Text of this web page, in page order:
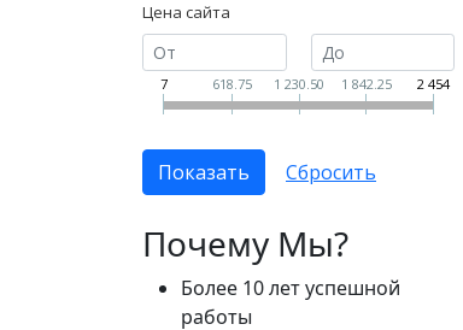
Цена сайта
7 618.75 1 230.50 1 842.25 2 454
Почему Мы?
Более 10 лет успешной
работы